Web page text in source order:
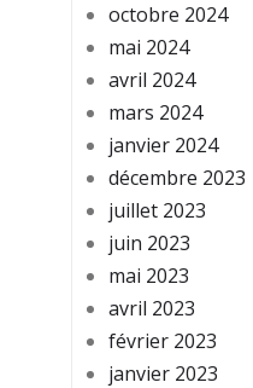
octobre 2024
mai 2024
avril 2024
mars 2024
janvier 2024
décembre 2023
juillet 2023
juin 2023
mai 2023
avril 2023
février 2023
janvier 2023